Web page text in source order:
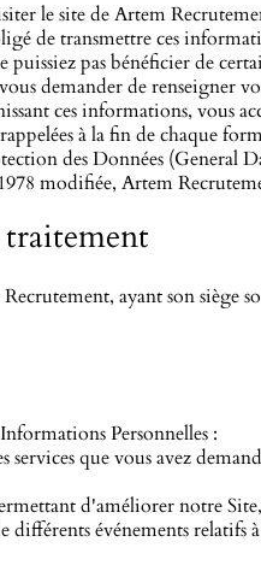
le site de Artem
de transmettre ces
puissiez pas bénéficier de
demander de
ces informations, vous
à la fin de chaque
des Données (General
modifiée, Artem
traitement
ayant son siège
Personnelles :
que vous avez
d'améliorer notre
événements